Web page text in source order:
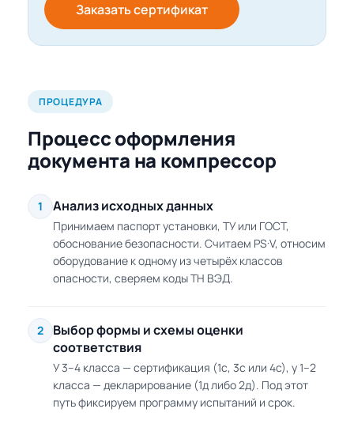
Заказать сертификат
ПРОЦЕДУРА
Процесс оформления
документа на компрессор
1 Анализ исходных данных
Принимаем паспорт установки, ТУ или ГОСТ,
обоснование безопасности. Считаем PS·V, относим
оборудование к одному из четырёх классов
опасности, сверяем коды ТН ВЭД.
2
Выбор формы и схемы оценки
соответствия
У 3–4 класса — сертификация (1с, 3с или 4с), у 1–2
класса — декларирование (1д либо 2д). Под этот
путь фиксируем программу испытаний и срок.